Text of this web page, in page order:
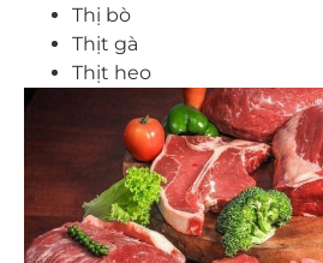
Thị bò
Thịt gà
Thịt heo